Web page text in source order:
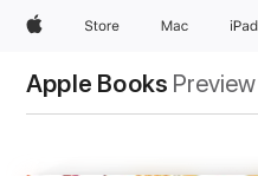
AppleStore Mac iPad
Apple Books Preview